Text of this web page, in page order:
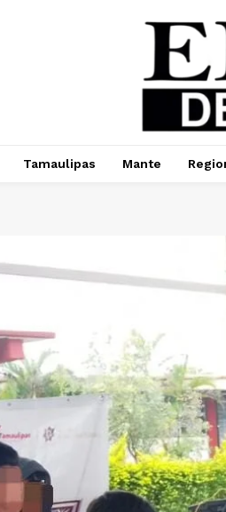
Tamaulipas Mante